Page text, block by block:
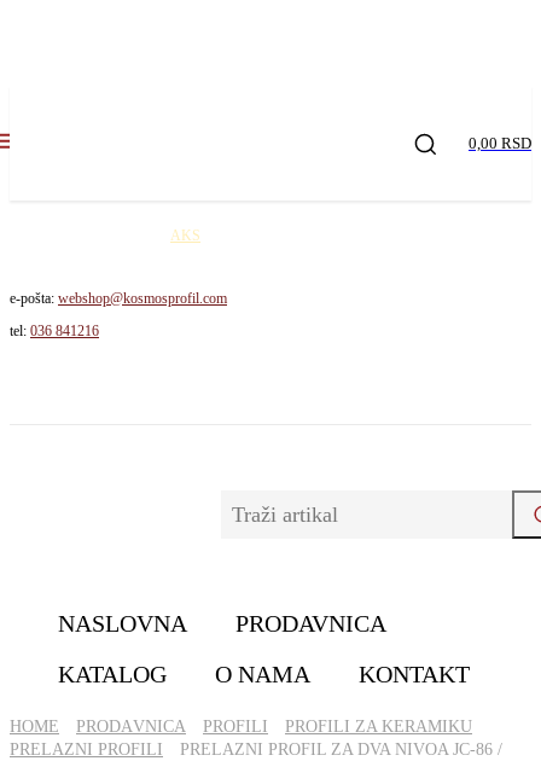
0,00 RSD
AKS
e-pošta: webshop@kosmosprofil.com
tel: 036 841216
NASLOVNA
PRODAVNICA
KATALOG
O NAMA KONTAKT
HOME PRОDАVNICА PROFILI
PROFILI ZA KERAMIKU
PRELAZNI PROFILI
PRELAZNI PROFIL ZA DVA NIVOA JC-86 /